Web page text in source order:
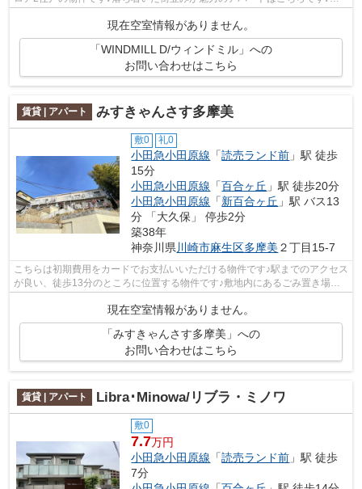
貸物件です♪室内環境も整っています♪urb...
現在空室情報がありません。
「WINDMILL D/ウィンドミル」への
お問い合わせはこちら
賃貸 | アパート みすきゃんさす多摩美
敷0 礼0
小田急小田原線 「読売ランド前 」駅 徒歩
15分
小田急小田原線 「百合ヶ丘 」駅 徒歩20分
小田急小田原線 「新百合ヶ丘 」駅 バス13
分 「大久保」 停歩2分
築38年
神奈川県川崎市麻生区多摩美 ２丁目15-7
こちらは初期費用をカードでお支払いいただける物件です♪駅までのアクセス
が良い、徒歩13分のところに位置する物件です♪敷地内にあるごみ置き場も
現在空室情報がありません。
「みすきゃんさす多摩美」への
お問い合わせはこちら
賃貸 | アパート Libra･Minowa/リブラ・ミノワ
敷0
7.7万円
小田急小田原線 「読売ランド前 」駅 徒歩
7分